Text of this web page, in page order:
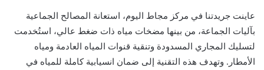
عاينت جريدتنا في مركز مجاط اليوم، استعانة المصالح الجماعية
بآليات الجماعة، من بينها مضخات مياه ذات ضغط عالي، استُخدمت
لتسليك المجاري المسدودة وتنقية قنوات المياه العادمة ومياه
الأمطار. وتهدف هذه التقنية إلى ضمان انسيابية كاملة للمياه في